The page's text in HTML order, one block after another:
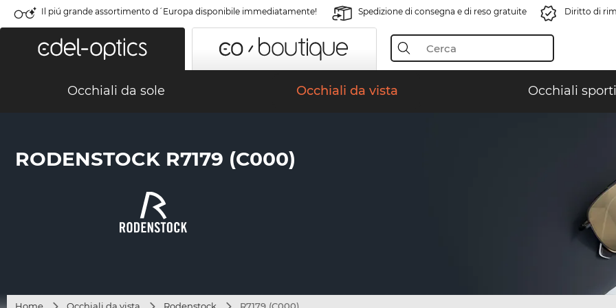
Il piú grande assortimento d´Europa disponibile immediatamente! Spedizione di consegna e di reso gratuite Diritto di
Occhiali da sole Occhiali da vista Occhiali
RODENSTOCK R7179 (C000)